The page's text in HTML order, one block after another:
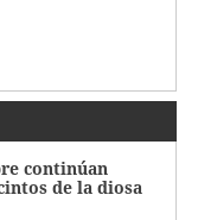
continúan
de la diosa